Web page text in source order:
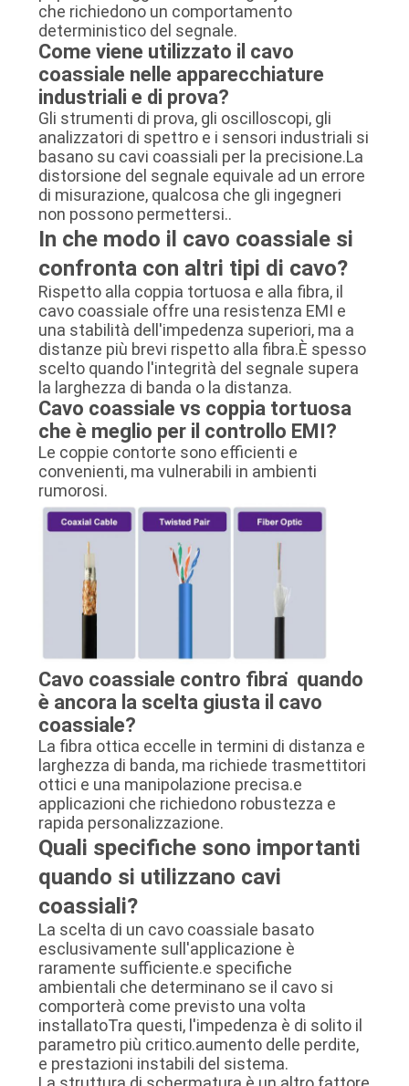
che richiedono un comportamento
deterministico del segnale.
Come viene utilizzato il cavo
coassiale nelle apparecchiature
industriali e di prova?
Gli strumenti di prova, gli oscilloscopi, gli
analizzatori di spettro e i sensori industriali si
basano su cavi coassiali per la precisione.La
distorsione del segnale equivale ad un errore
di misurazione, qualcosa che gli ingegneri
non possono permettersi..
In che modo il cavo coassiale si
confronta con altri tipi di cavo?
Rispetto alla coppia tortuosa e alla fibra, il
cavo coassiale offre una resistenza EMI e
una stabilità dell'impedenza superiori, ma a
distanze più brevi rispetto alla fibra.È spesso
scelto quando l'integrità del segnale supera
la larghezza di banda o la distanza.
Cavo coassiale vs coppia tortuosa
che è meglio per il controllo EMI?
Le coppie contorte sono efficienti e
convenienti, ma vulnerabili in ambienti
rumorosi.
Cavo coassiale contro fibra ̇ quando
è ancora la scelta giusta il cavo
coassiale?
La fibra ottica eccelle in termini di distanza e
larghezza di banda, ma richiede trasmettitori
ottici e una manipolazione precisa.e
applicazioni che richiedono robustezza e
rapida personalizzazione.
Quali specifiche sono importanti
quando si utilizzano cavi
coassiali?
La scelta di un cavo coassiale basato
esclusivamente sull'applicazione è
raramente sufficiente.e specifiche
ambientali che determinano se il cavo si
comporterà come previsto una volta
installatoTra questi, l'impedenza è di solito il
parametro più critico.aumento delle perdite,
e prestazioni instabili del sistema.